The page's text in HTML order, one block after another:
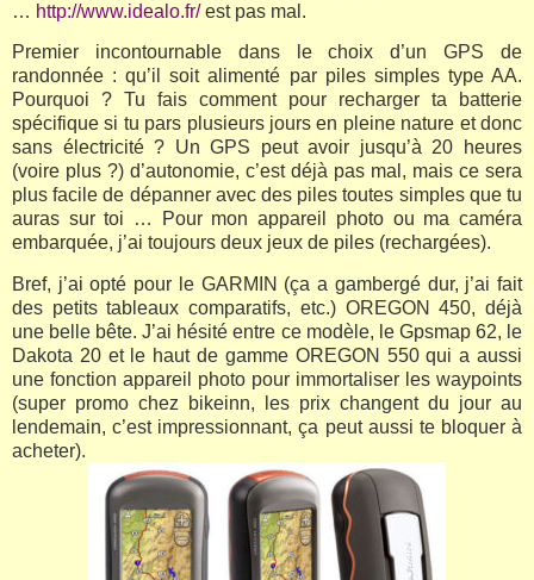
… http://www.idealo.fr/est pas mal.
Premier incontournable dans le choix d’un GPS de
randonnée : qu’il soit alimenté par piles simples type AA.
Pourquoi ? Tu fais comment pour recharger ta batterie
spécifique si tu pars plusieurs jours en pleine nature et donc
sans électricité ? Un GPS peut avoir jusqu’à 20 heures
(voire plus ?) d’autonomie, c’est déjà pas mal, mais ce sera
plus facile de dépanner avec des piles toutes simples que tu
auras sur toi … Pour mon appareil photo ou ma caméra
embarquée, j’ai toujours deux jeux de piles (rechargées).
Bref, j’ai opté pour le GARMIN (ça a gambergé dur, j’ai fait
des petits tableaux comparatifs, etc.) OREGON 450, déjà
une belle bête. J’ai hésité entre ce modèle, le Gpsmap 62, le
Dakota 20 et le haut de gamme OREGON 550 qui a aussi
une fonction appareil photo pour immortaliser les waypoints
(super promo chez bikeinn, les prix changent du jour au
lendemain, c’est impressionnant, ça peut aussi te bloquer à
acheter).